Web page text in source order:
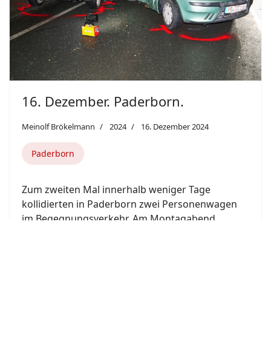
16. Dezember. Paderborn.
Meinolf Brökelmann 2024 16. Dezember 2024
Paderborn
Zum zweiten Mal innerhalb weniger Tage
kollidierten in Paderborn zwei Personenwagen
im Begegnungsverkehr. Am Montagabend